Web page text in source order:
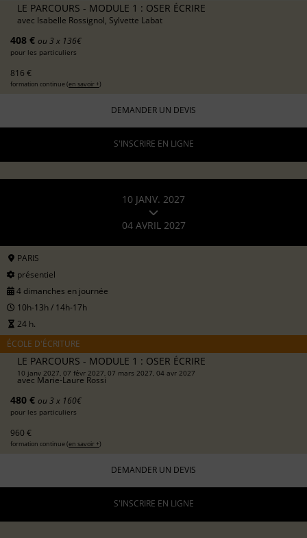
LE PARCOURS - MODULE 1 : OSER ÉCRIRE
avec Isabelle Rossignol, Sylvette Labat
408 € ou 3 x 136€
pour les particuliers
816 €
formation continue (en savoir +)
DEMANDER UN DEVIS
S'INSCRIRE EN LIGNE
10 JANV. 2027
04 AVRIL 2027
PARIS
présentiel
4 dimanches en journée
10h-13h / 14h-17h
24 h.
ÉCOLE D'ÉCRITURE
LE PARCOURS - MODULE 1 : OSER ÉCRIRE
10 janv 2027, 07 févr 2027, 07 mars 2027, 04 avr 2027
avec Marie-Laure Rossi
480 € ou 3 x 160€
pour les particuliers
960 €
formation continue (en savoir +)
DEMANDER UN DEVIS
S'INSCRIRE EN LIGNE